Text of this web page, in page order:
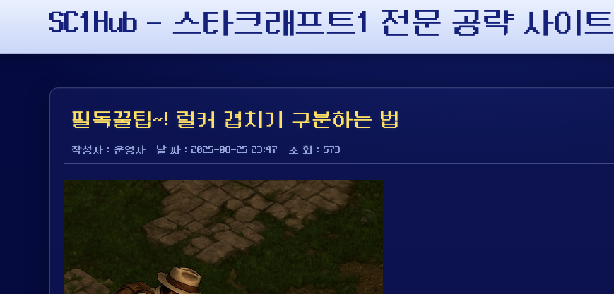
SC1Hub - 스타크래프트1 전문 공략 사이트
필독꿀팁~! 럴커 겹치기 구분하는 법
작성자 : 운영자 날 짜 : 2025-08-25 23:47 조 회 : 573